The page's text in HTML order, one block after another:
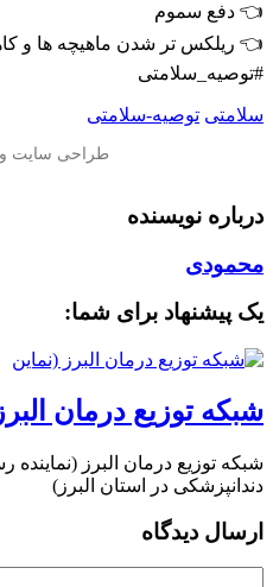
👈 دفع سموم
👈 ریلکس تر شدن ماهیچه ها و
#توصیه_سلامتی
سلامتی توصیه-سلامتی
درباره نویسنده
محمودی
یک پیشنهاد برای شما:
شبکه توزیع درمان
شبکه توزیع درمان البرز (نماینده
دندانپزشکی در استان البرز)
ارسال دیدگاه